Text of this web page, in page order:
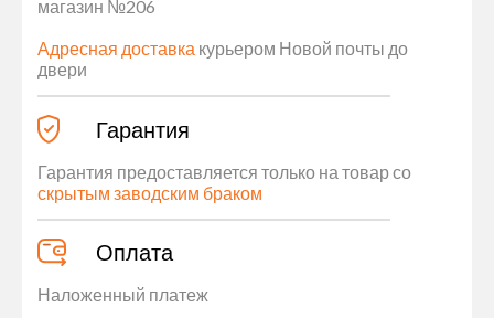
магазин №206
Адресная доставка курьером Новой почты до
двери
Гарантия
Гарантия предоставляется только на товар со
скрытым заводским браком
Оплата
Наложенный платеж